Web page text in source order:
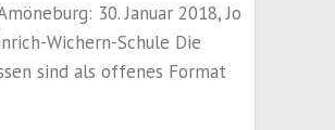
30. Januar 2018, Jo
Wichern-Schule Die
sind als offenes Format